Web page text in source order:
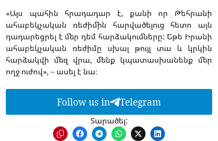
«Այս պահին հրադադար է, քանի որ Թեհրանի
ահաբեկչական ռեժիմին հարվածելուց հետո այն
դադարեցրել է մեր դեմ հարձակումները: Եթե Իրանի
ահաբեկչական ռեժիմը սխալ թույլ տա և կրկին
հարձակվի մեզ վրա, մենք կպատասխանենք մեր
ողջ ուժով», – ասել է նա։
Follow us in Telegram
Տարածել: